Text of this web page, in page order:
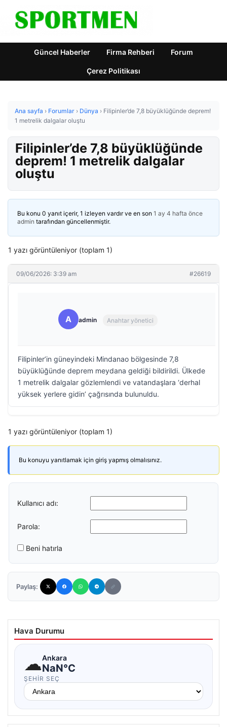
Güncel Haberler Firma Rehberi Forum
Çerez Politikası
Ana sayfa › Forumlar › Dünya › Filipinler’de 7,8 büyüklüğünde deprem!
1 metrelik dalgalar oluştu
Filipinler’de 7,8 büyüklüğünde
deprem! 1 metrelik dalgalar
oluştu
Bu konu 0 yanıt içerir, 1 izleyen vardır ve en son 1 ay 4 hafta önce
admin tarafından güncellenmiştir.
1 yazı görüntüleniyor (toplam 1)
09/06/2026: 3:39 am #26619
A admin Anahtar yönetici
Filipinler’in güneyindeki Mindanao bölgesinde 7,8
büyüklüğünde deprem meydana geldiği bildirildi. Ülkede
1 metrelik dalgalar gözlemlendi ve vatandaşlara ‘derhal
yüksek yerlere gidin’ çağrısında bulunuldu.
1 yazı görüntüleniyor (toplam 1)
Bu konuyu yanıtlamak için giriş yapmış olmalısınız.
Kullanıcı adı:
Parola:
Beni hatırla
Paylaş:
Hava Durumu
☁Ankara
NaN°C
ŞEHIR SEÇ